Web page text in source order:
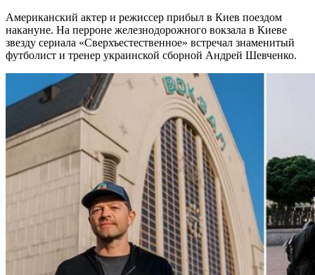
Американский актер и режиссер прибыл в Киев поездом
накануне. На перроне железнодорожного вокзала в Киеве
звезду сериала «Сверхъестественное» встречал знаменитый
футболист и тренер украинской сборной Андрей Шевченко.